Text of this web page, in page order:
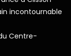
incontournable
Centre-